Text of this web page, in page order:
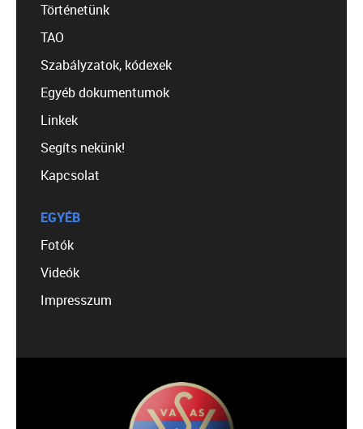
Történetünk
TAO
Szabályzatok, kódexek
Egyéb dokumentumok
Linkek
Segíts nekünk!
Kapcsolat
EGYÉB
Fotók
Videók
Impresszum